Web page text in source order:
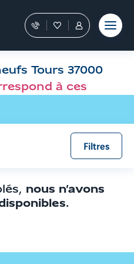
Nos
conseillers
vous
guident
dans
votre
achat
FavorisTous
les
services
sont
dans
votre
Espace
Tours 37000
à ces
Filtres
nous n’avons
.